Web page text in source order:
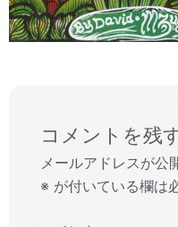
コメントを残
メールアドレスが公
※ が付いている欄は